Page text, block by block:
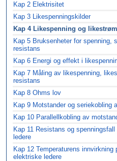
Kap 2 Elektrisitet
Kap 3 Likespenningskilder
Kap 4 Likespenning og likestrøm
Kap 5 Bruksenheter for spenning,
resistans
Kap 6 Energi og effekt i
Kap 7 Måling av likespenning,
resistans
Kap 8 Ohms lov
Kap 9 Motstander og seriekobling
Kap 10 Parallellkobling av
Kap 11 Resistans og
ledere
Kap 12 Temperaturens innvirkning
elektriske ledere